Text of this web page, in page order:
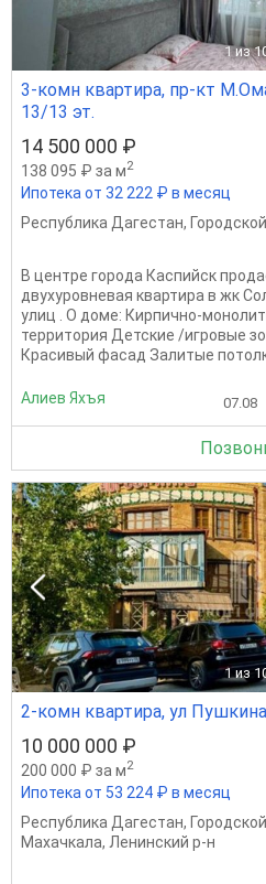
1 из
3-комн квартира, пр-кт
13/13 эт.
14 500 000 ₽
138 095 ₽ за м2
Ипотека от 32 222 ₽ в месяц
Республика Дагестан,
В центре города Каспийск
двухуровневая квартира в жк
улиц . О доме: Кирпично-
территория Детские /игровые
Красивый фасад Залитые
Алиев Яхъя 07.08
1 из
2-комн квартира, ул
10 000 000 ₽
200 000 ₽ за м2
Ипотека от 53 224 ₽ в месяц
Республика Дагестан,
Махачкала, Ленинский р-н